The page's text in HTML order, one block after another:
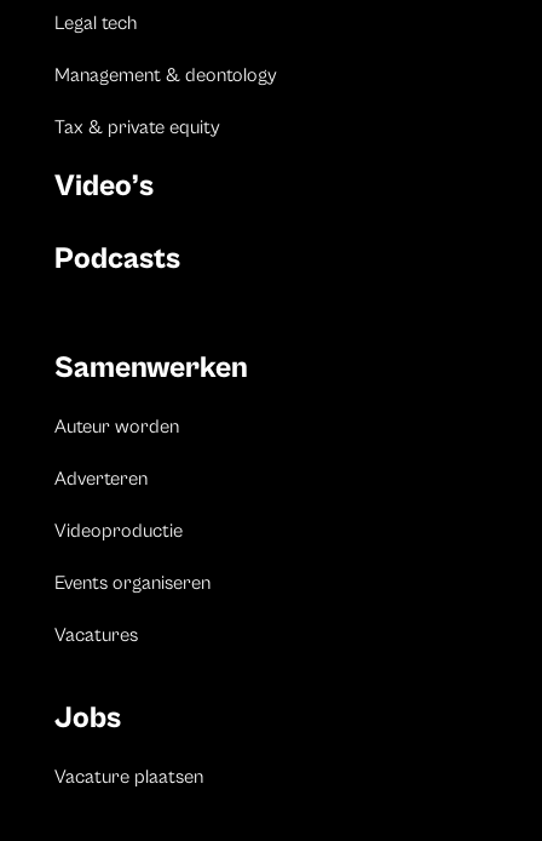
Legal tech
Management & deontology
Tax & private equity
Video’s
Podcasts
Samenwerken
Auteur worden
Adverteren
Videoproductie
Events organiseren
Vacatures
Jobs
Vacature plaatsen